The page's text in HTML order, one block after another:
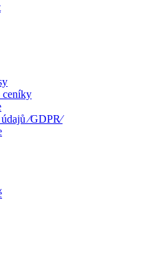
ceníky
⁄GDPR⁄